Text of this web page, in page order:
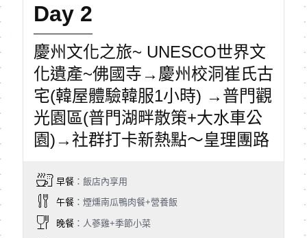
Day 2
慶州文化之旅~ UNESCO世界文
化遺產~佛國寺→慶州校洞崔氏古
宅(韓屋體驗韓服1小時) →普門觀
光園區(普門湖畔散策+大水車公
園)→社群打卡新熱點～皇理團路
早餐：飯店內享用
午餐：煙燻南瓜鴨肉餐+營養飯
晚餐：人蔘雞+季節小菜